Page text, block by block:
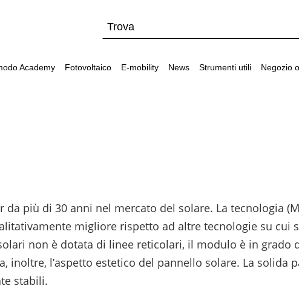
Academy Fotovoltaico
Tabelle comparative materiale fotovoltaico
Cataloghi Memodo su materiale fotovoltaico
Calcolatore di autoconsumo fotovoltaico
E-mobility News Strumenti utili
elettrici
Negozio
da più di 30 anni nel mercato del solare. La tecnologia
migliore rispetto ad altre tecnologie su cui
non è dotata di linee reticolari, il modulo è in grado
inoltre, l’aspetto estetico del pannello solare. La solida
stabili.